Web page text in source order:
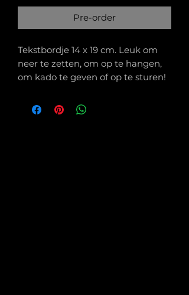
Pre-order
Tekstbordje 14 x 19 cm. Leuk om
neer te zetten, om op te hangen,
om kado te geven of op te sturen!